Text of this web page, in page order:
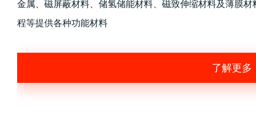
金属、磁屏蔽材料、储氢储能材料、磁致伸缩材料及薄膜
程等提供各种功能材料
了解更多